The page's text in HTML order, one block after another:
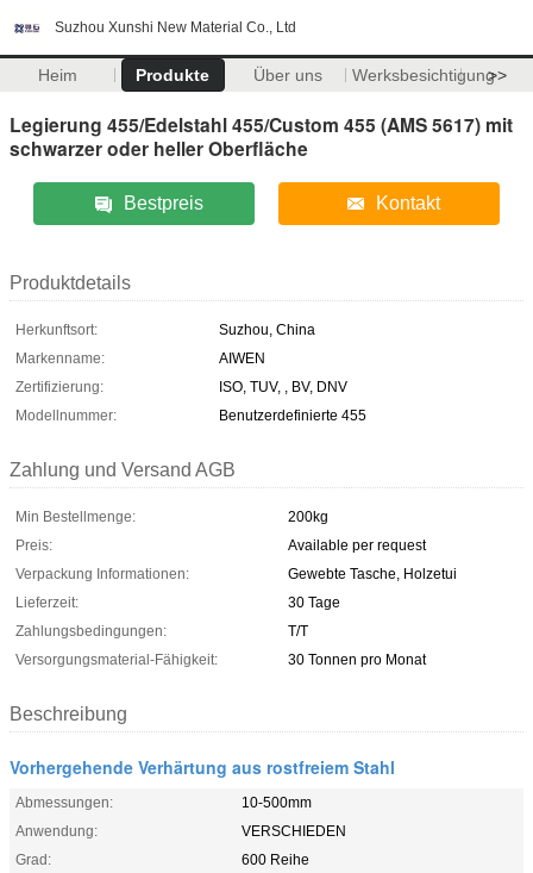
Suzhou Xunshi New Material Co., Ltd
Heim Produkte Über uns Werksbesichtigung>>
Legierung 455/Edelstahl 455/Custom 455 (AMS 5617) mit
schwarzer oder heller Oberfläche
Bestpreis Kontakt
Produktdetails
Herkunftsort:
Suzhou, China
Markenname:
AIWEN
Zertifizierung:
ISO, TUV, , BV, DNV
Modellnummer:
Benutzerdefinierte 455
Zahlung und Versand AGB
Min Bestellmenge:
200kg
Preis:
Available per request
Verpackung Informationen:
Gewebte Tasche, Holzetui
Lieferzeit:
30 Tage
Zahlungsbedingungen:
T/T
Versorgungsmaterial-Fähigkeit:
30 Tonnen pro Monat
Beschreibung
Vorhergehende Verhärtung aus rostfreiem Stahl
Abmessungen:
10-500mm
Anwendung:
VERSCHIEDEN
Grad:
600 Reihe